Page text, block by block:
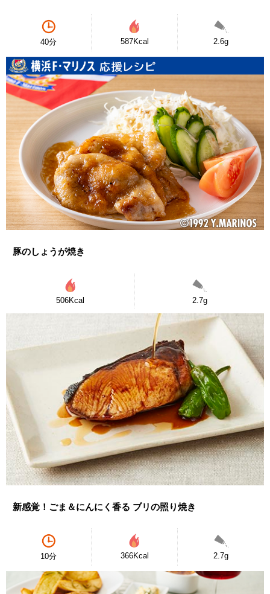
40分 587Kcal 2.6g
豚のしょうが焼き
506Kcal 2.7g
新感覚！ごま＆にんにく香る ブリの照り焼き
10分 366Kcal 2.7g